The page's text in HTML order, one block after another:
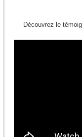
Découvrez le